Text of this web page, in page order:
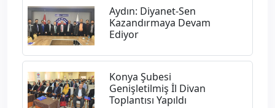
Aydın: Diyanet-Sen
Kazandırmaya Devam
Ediyor
Konya Şubesi
Genişletilmiş İl Divan
Toplantısı Yapıldı